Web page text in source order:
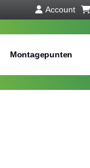
Account
Montagepunten